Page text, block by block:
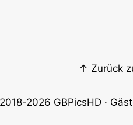
↑ Zurück
2026 GBPicsHD·